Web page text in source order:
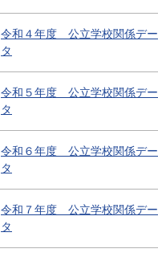
令和４年度 公立学校関係デー
タ
令和５年度 公立学校関係デー
タ
令和６年度 公立学校関係デー
タ
令和７年度 公立学校関係デー
タ